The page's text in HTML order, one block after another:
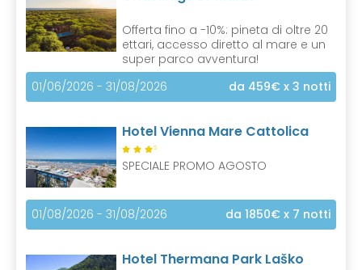
Offerta fino a -10%: pineta di oltre 20
ettari, accesso diretto al mare e un
super parco avventura!
01/06/2026 - 31/08/2026
da 459€ x 3 notti
Hotel Vienna Mare Cattolica
S
SPECIALE PROMO AGOSTO
01/08/2026 - 31/08/2026 da 1850€ x 7 notti
Hotel Thermana Park Laško